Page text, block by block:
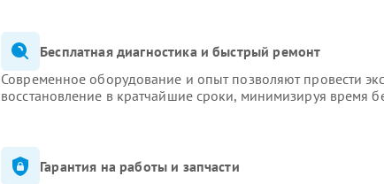
Бесплатная диагностика и быстрый ремонт
Современное оборудование и опыт позволяют провести
восстановление в кратчайшие сроки, минимизируя время
Гарантия на работы и запчасти